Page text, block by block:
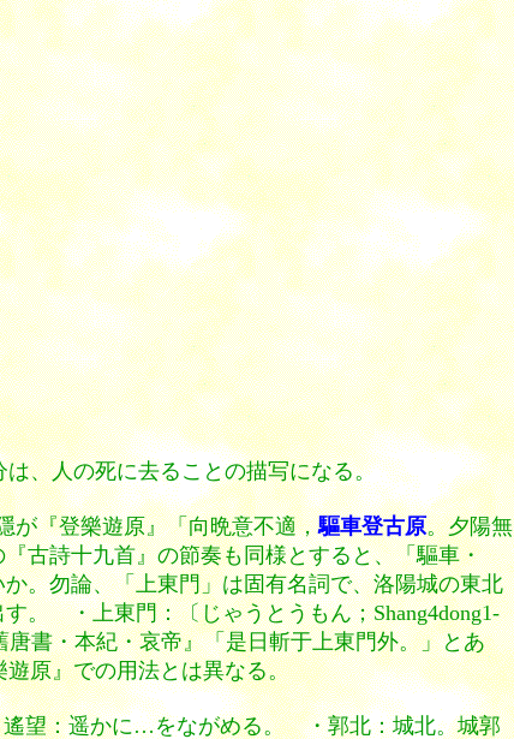
、人の死に去ることの描写になる。
が『登樂遊原』「向晩意不適，驅車登古原。夕陽無
古詩十九首』の節奏も同様とすると、「驅車・
。勿論、「上東門」は固有名詞で、洛陽城の東北
。 ・上東門：〔じゃうとうもん；Shang4dong1-
書・本紀・哀帝』「是日斬于上東門外。」とあ
原』での用法とは異なる。
望：遥かに…をながめる。 ・郭北：城北。城郭